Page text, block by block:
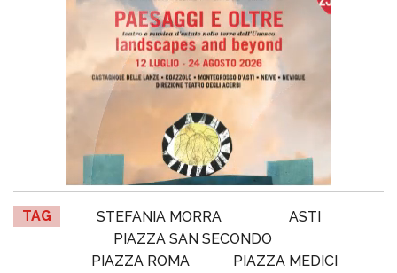
TAG STEFANIA MORRA
ASTI
PIAZZA SAN SECONDO
PIAZZA ROMA
PIAZZA MEDICI